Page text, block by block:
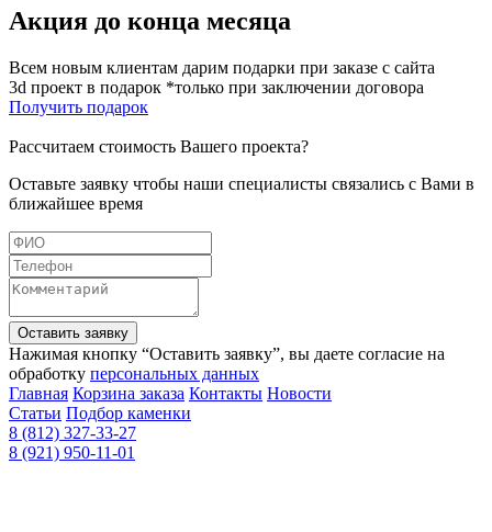
Акция до конца месяца
Всем новым клиентам дарим подарки при заказе с сайта
3d проект в подарок *только при заключении договора
Получить подарок
Рассчитаем стоимость Вашего проекта?
Оставьте заявку чтобы наши специалисты связались с Вами в
ближайшее время
Оставить заявку
Нажимая кнопку “Оставить заявку”, вы даете согласие на
обработку персональных данных
Главная Корзина заказа Контакты Новости
Статьи Подбор каменки
8 (812) 327-33-27
8 (921) 950-11-01